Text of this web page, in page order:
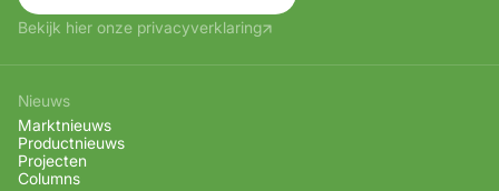
Bekijk hier onze privacyverklaring
Nieuws
Marktnieuws
Productnieuws
Projecten
Columns